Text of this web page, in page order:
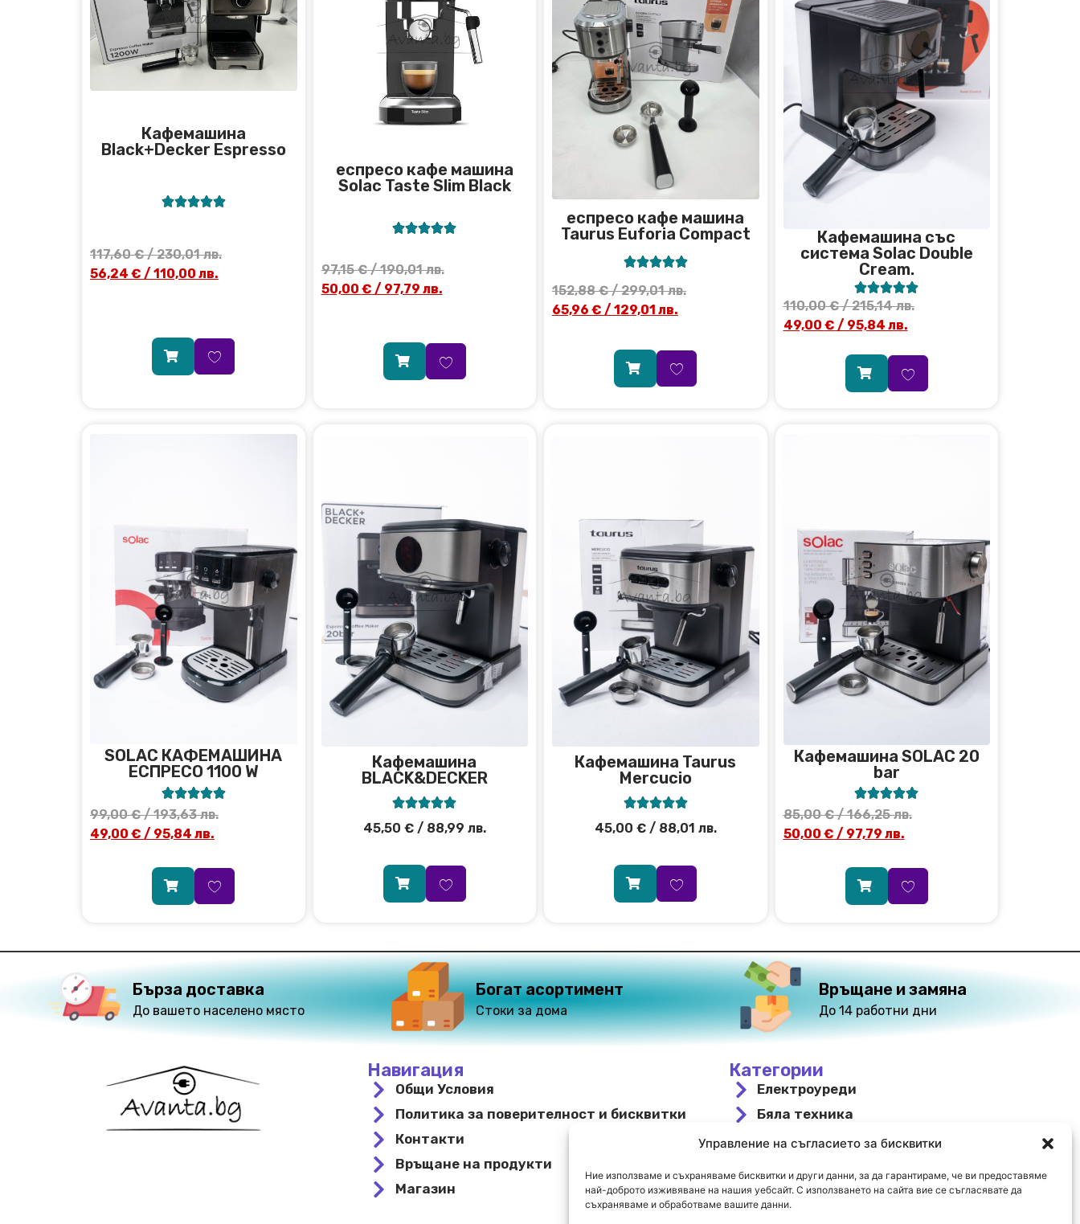
Управление на съгласието за бисквитки
Ние използваме и съхраняваме бисквитки и други данни, за да гарантираме, че ви предоставяме
най-доброто изживяване на нашия уебсайт. С използването на сайта вие се съгласявате да
съхраняваме и обработваме вашите данни.
Кафемашина
Black+Decker Espresso

117,60€/ 230,01 лв.
56,24 € / 110,00 лв.
еспресо кафе машина
Solac Taste Slim Black

97,15€/ 190,01 лв.
50,00 € / 97,79 лв.
еспресо кафе машина
Taurus Euforia Compact

152,88€/ 299,01 лв.
65,96 € / 129,01 лв.
Кафемашина със
система Solac Double
Cream.

110,00€/ 215,14 лв.
49,00 € / 95,84 лв.
SOLAC КАФЕМАШИНА
ЕСПРЕСО 1100 W

99,00€/ 193,63 лв.
49,00 € / 95,84 лв.
Кафемашина
BLACK&DECKER

45,50 €/ 88,99 лв.
Кафемашина Taurus
Mercucio

45,00 €/ 88,01 лв.
Кафемашина SOLAC 20
bar

85,00€/ 166,25 лв.
50,00 € / 97,79 лв.
Бърза доставка
До вашето населено място
Богат асортимент
Стоки за дома
Връщане и замяна
До 14 работни дни
Навигация
Общи Условия
Политика за поверителност и бисквитки
Контакти
Връщане на продукти
Магазин
Категории
Електроуреди
Бяла техника
За вграждане
Охлаждане и отопление
Намалени